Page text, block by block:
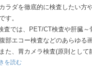
ラダを徹底的に検査したい方
す。
査では、PET/CT検査や肝臓～
部エコー検査などのあらゆる
た、胃カメラ検査(原則として
いますので、胃がんもしっか
を読む